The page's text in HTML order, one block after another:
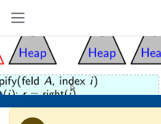
Home Wintersemester 2021/2022
WS21:
Datenstrukturen